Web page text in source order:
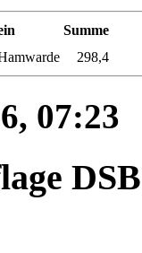
Summe
298,4
07:23